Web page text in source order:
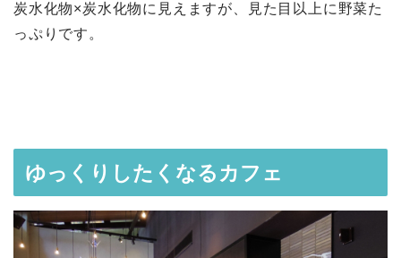
炭水化物×炭水化物に見えますが、見た目以上に野菜た
っぷりです。
ゆっくりしたくなるカフェ